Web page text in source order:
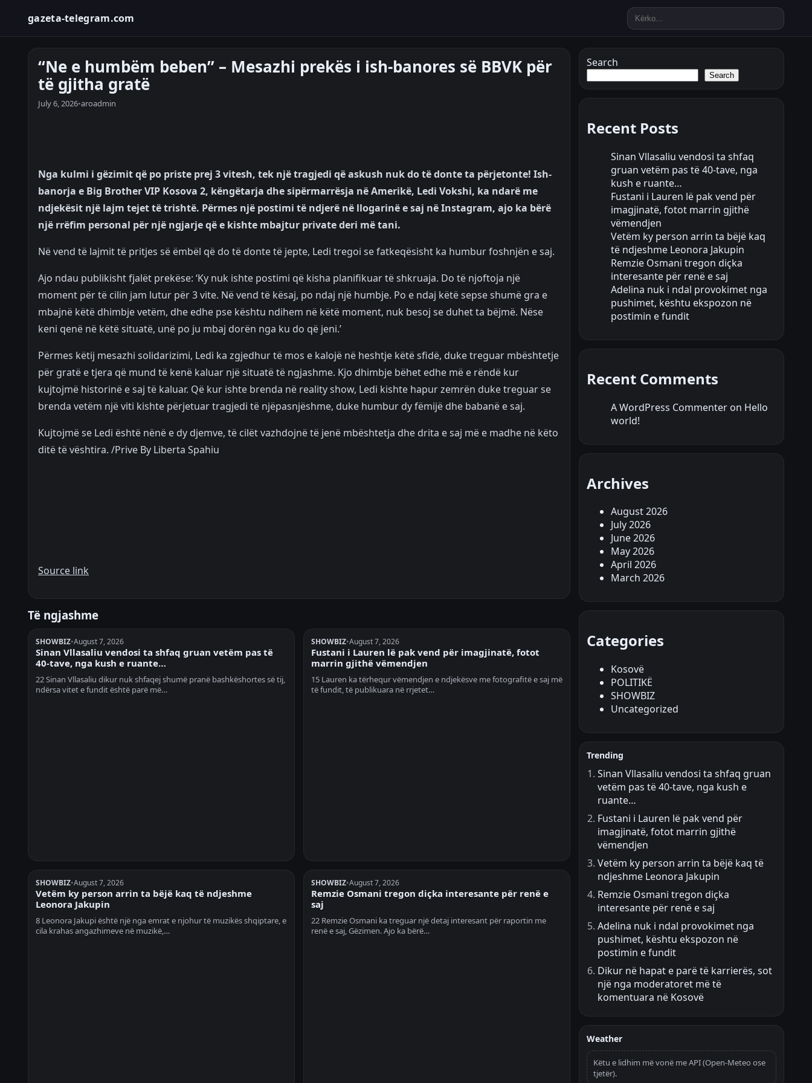
gazeta-telegram.com
“Ne e humbëm beben” – Mesazhi prekës i ish-banores së BBVK për
të gjitha gratë
July 6, 2026•aroadmin
Nga kulmi i gëzimit që po priste prej 3 vitesh, tek një tragjedi që askush nuk do të donte ta përjetonte! Ish-
banorja e Big Brother VIP Kosova 2, këngëtarja dhe sipërmarrësja në Amerikë, Ledi Vokshi, ka ndarë me
ndjekësit një lajm tejet të trishtë. Përmes një postimi të ndjerë në llogarinë e saj në Instagram, ajo ka bërë
një rrëfim personal për një ngjarje që e kishte mbajtur private deri më tani.
Në vend të lajmit të pritjes së ëmbël që do të donte të jepte, Ledi tregoi se fatkeqësisht ka humbur foshnjën e saj.
Ajo ndau publikisht fjalët prekëse: ‘Ky nuk ishte postimi që kisha planifikuar të shkruaja. Do të njoftoja një
moment për të cilin jam lutur për 3 vite. Në vend të kësaj, po ndaj një humbje. Po e ndaj këtë sepse shumë gra e
mbajnë këtë dhimbje vetëm, dhe edhe pse kështu ndihem në këtë moment, nuk besoj se duhet ta bëjmë. Nëse
keni qenë në këtë situatë, unë po ju mbaj dorën nga ku do që jeni.’
Përmes këtij mesazhi solidarizimi, Ledi ka zgjedhur të mos e kalojë në heshtje këtë sfidë, duke treguar mbështetje
për gratë e tjera që mund të kenë kaluar një situatë të ngjashme. Kjo dhimbje bëhet edhe më e rëndë kur
kujtojmë historinë e saj të kaluar. Që kur ishte brenda në reality show, Ledi kishte hapur zemrën duke treguar se
brenda vetëm një viti kishte përjetuar tragjedi të njëpasnjëshme, duke humbur dy fëmijë dhe babanë e saj.
Kujtojmë se Ledi është nënë e dy djemve, të cilët vazhdojnë të jenë mbështetja dhe drita e saj më e madhe në këto
ditë të vështira. /Prive By Liberta Spahiu
Source link
Të ngjashme
SHOWBIZ•August 7, 2026
Sinan Vllasaliu vendosi ta shfaq gruan vetëm pas të
40-tave, nga kush e ruante…
22 Sinan Vllasaliu dikur nuk shfaqej shumë pranë bashkëshortes së tij,
ndërsa vitet e fundit është parë më…
SHOWBIZ•August 7, 2026
Fustani i Lauren lë pak vend për imagjinatë, fotot
marrin gjithë vëmendjen
15 Lauren ka tërhequr vëmendjen e ndjekësve me fotografitë e saj më
të fundit, të publikuara në rrjetet…
SHOWBIZ•August 7, 2026
Vetëm ky person arrin ta bëjë kaq të ndjeshme
Leonora Jakupin
8 Leonora Jakupi është një nga emrat e njohur të muzikës shqiptare, e
cila krahas angazhimeve në muzikë,…
SHOWBIZ•August 7, 2026
Remzie Osmani tregon diçka interesante për renë e
saj
22 Remzie Osmani ka treguar një detaj interesant për raportin me
renë e saj, Gëzimen. Ajo ka bërë…
Search
Search
Recent Posts
Sinan Vllasaliu vendosi ta shfaq
gruan vetëm pas të 40-tave, nga
kush e ruante…
Fustani i Lauren lë pak vend për
imagjinatë, fotot marrin gjithë
vëmendjen
Vetëm ky person arrin ta bëjë kaq
të ndjeshme Leonora Jakupin
Remzie Osmani tregon diçka
interesante për renë e saj
Adelina nuk i ndal provokimet nga
pushimet, kështu ekspozon në
postimin e fundit
Recent Comments
A WordPress Commenter on Hello
world!
Archives
August 2026
July 2026
June 2026
May 2026
April 2026
March 2026
Categories
Kosovë
POLITIKË
SHOWBIZ
Uncategorized
Trending
Sinan Vllasaliu vendosi ta shfaq gruan
vetëm pas të 40-tave, nga kush e
ruante…
Fustani i Lauren lë pak vend për
imagjinatë, fotot marrin gjithë
vëmendjen
Vetëm ky person arrin ta bëjë kaq të
ndjeshme Leonora Jakupin
Remzie Osmani tregon diçka
interesante për renë e saj
Adelina nuk i ndal provokimet nga
pushimet, kështu ekspozon në
postimin e fundit
Dikur në hapat e parë të karrierës, sot
një nga moderatoret më të
komentuara në Kosovë
Weather
Këtu e lidhim më vonë me API (Open-Meteo ose
tjetër).